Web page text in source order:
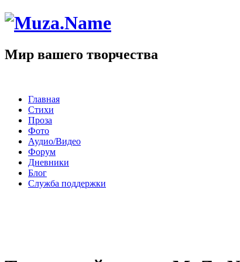
Мир вашего творчества
Главная
Стихи
Проза
Фото
Аудио/Видео
Форум
Дневники
Блог
Служба поддержки